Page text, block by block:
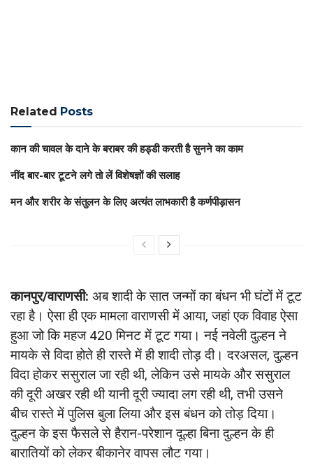
Related Posts
कान की चावल के दाने के बराबर की हड्डी करती है सुनने का काम
नींद बार-बार टूटने लगे तो लें विशेषज्ञों की सलाह
मन और शरीर के संतुलन के लिए अत्यंत लाभकारी है कर्णपीड़ासन
कानपुर/वाराणसी: अब शादी के सात जन्मों का बंधन भी घंटों में टूट
रहा है। ऐसा ही एक मामला वाराणसी में आया, जहां एक विवाह ऐसा
हुआ जो कि महज 420 मिनट में टूट गया। नई नवेली दुल्हन ने
मायके से विदा होते ही रास्ते में ही शादी तोड़ दी। दरअसल, दुल्हन
विदा होकर ससुराल जा रही थी, लेकिन उसे मायके और ससुराल
की दूरी अखर रही थी यानी दूरी ज्यादा लग रही थी, तभी उसने
बीच रास्ते में पुलिस बुला लिया और इस बंधन को तोड़ दिया।
दुल्हन के इस फैसले से हैरान-परेशान दूल्हा बिना दुल्हन के ही
बारातियों को लेकर बीकानेर वापस लौट गया।